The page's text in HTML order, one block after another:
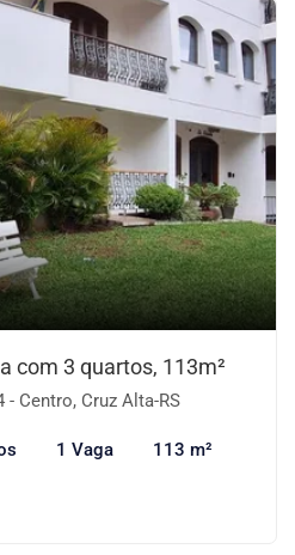
com 3 quartos, 113m²
- Centro, Cruz Alta-RS
1 Vaga 113 m²